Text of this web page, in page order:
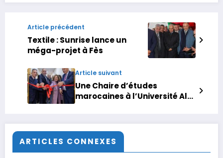
Article précédent
Textile : Sunrise lance un
méga-projet à Fès
Article suivant
Une Chaire d’études
marocaines à l’Université Al-
ARTICLES CONNEXES